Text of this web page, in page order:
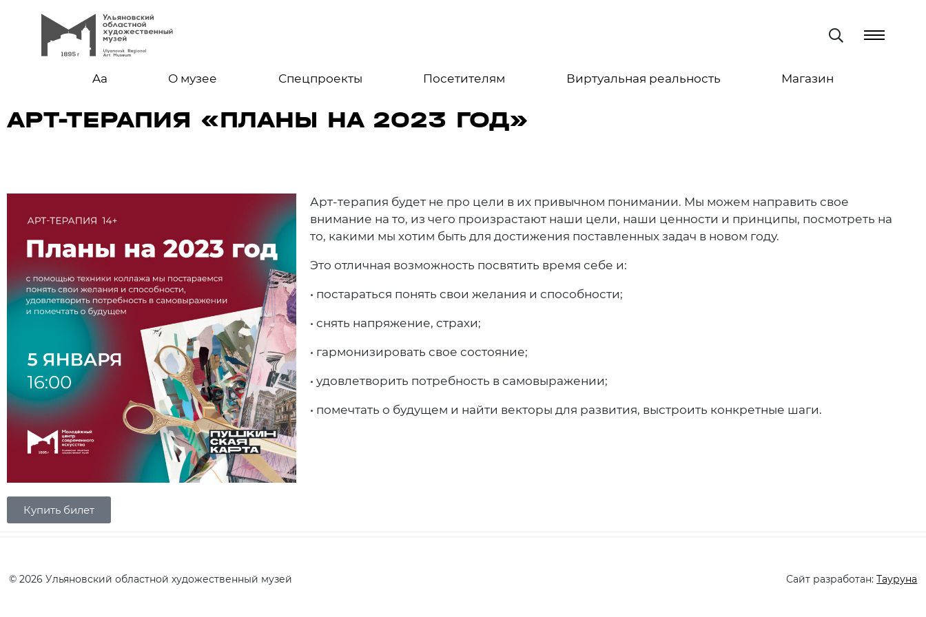
Aa О музее Спецпроекты Посетителям Виртуальная реальность Магазин
АРТ-ТЕРАПИЯ «ПЛАНЫ НА 2023 ГОД»
Купить билет
Арт-терапия будет не про цели в их привычном понимании. Мы можем направить свое
внимание на то, из чего произрастают наши цели, наши ценности и принципы, посмотреть на
то, какими мы хотим быть для достижения поставленных задач в новом году.
Это отличная возможность посвятить время себе и:
• постараться понять свои желания и способности;
• снять напряжение, страхи;
• гармонизировать свое состояние;
• удовлетворить потребность в самовыражении;
• помечтать о будущем и найти векторы для развития, выстроить конкретные шаги.
© 2026 Ульяновский областной художественный музей Сайт разработан:Тауруна